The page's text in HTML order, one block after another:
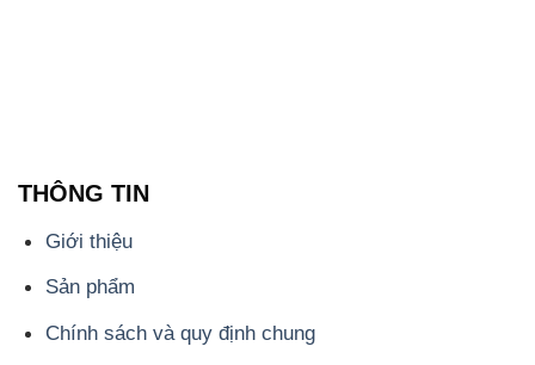
THÔNG TIN
Giới thiệu
Sản phẩm
Chính sách và quy định chung